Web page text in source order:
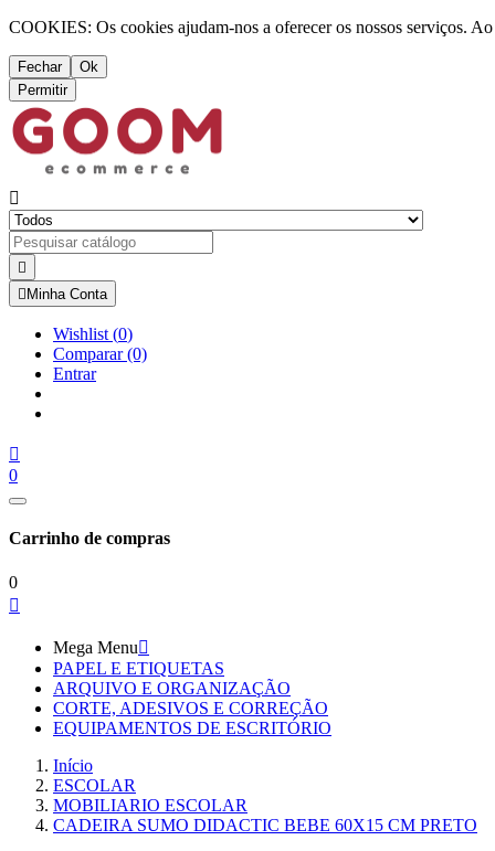
COOKIES: Os cookies ajudam-nos a oferecer os nossos serviços.
Fechar
Ok
Permitir


 Minha Conta
Wishlist (0)
Comparar(0)
Entrar

0
Carrinho de compras
0

Mega Menu
PAPEL E ETIQUETAS
ARQUIVO E ORGANIZAÇÃO
CORTE, ADESIVOS E CORREÇÃO
EQUIPAMENTOS DE ESCRITÓRIO
Início
ESCOLAR
MOBILIARIO ESCOLAR
CADEIRA SUMO DIDACTIC BEBE 60X15 CM PRETO